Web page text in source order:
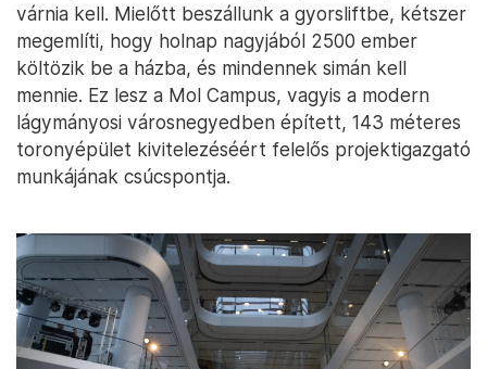
várnia kell. Mielőtt beszállunk a gyorsliftbe, kétszer
megemlíti, hogy holnap nagyjából 2500 ember
költözik be a házba, és mindennek simán kell
mennie. Ez lesz a Mol Campus, vagyis a modern
lágymányosi városnegyedben épített, 143 méteres
toronyépület kivitelezéséért felelős projektigazgató
munkájának csúcspontja.